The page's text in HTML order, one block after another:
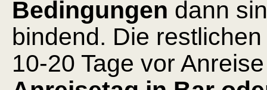
Bedingungen dann
bindend. Die
10-20 Tage vor